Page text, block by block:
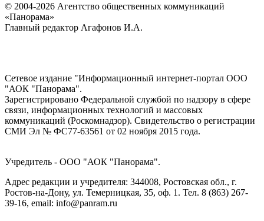
© 2004-2026 Агентство общественных коммуникаций
«Панорама»
Главный редактор Агафонов И.А.
Сетевое издание "Информационный интернет-портал ООО
"АОК "Панорама".
Зарегистрировано Федеральной службой по надзору в сфере
связи, информационных технологий и массовых
коммуникаций (Роскомнадзор). Cвидетельство о регистрации
СМИ Эл № ФС77-63561 от 02 ноября 2015 года.
Учредитель - ООО "АОК "Панорама".
Адрес редакции и учредителя: 344008, Ростовская обл., г.
Ростов-на-Дону, ул. Темерницкая, 35, оф. 1. Тел. 8 (863) 267-
39-16, email: info@panram.ru